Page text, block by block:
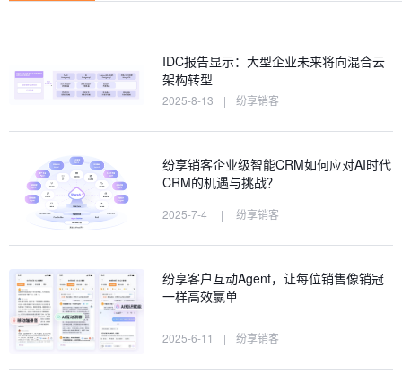
IDC报告显示：大型企业未来将向混合云
架构转型
2025-8-13 | 纷享销客
纷享销客企业级智能CRM如何应对AI时代
CRM的机遇与挑战？
2025-7-4 | 纷享销客
纷享客户互动Agent，让每位销售像销冠
一样高效赢单
2025-6-11 | 纷享销客